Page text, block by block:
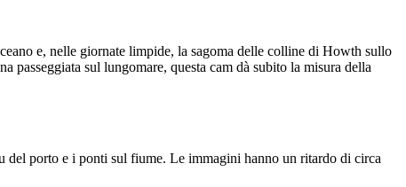
e, nelle giornate limpide, la sagoma delle colline di Howth sullo
passeggiata sul lungomare, questa cam dà subito la misura della
del porto e i ponti sul fiume. Le immagini hanno un ritardo di circa